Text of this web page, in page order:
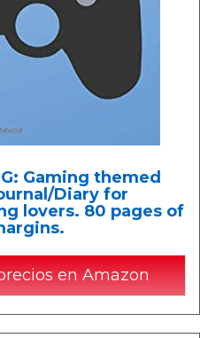
Gaming themed
Diary for
lovers. 80 pages of
en Amazon